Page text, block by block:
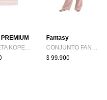
Fantasy
$ 99.900